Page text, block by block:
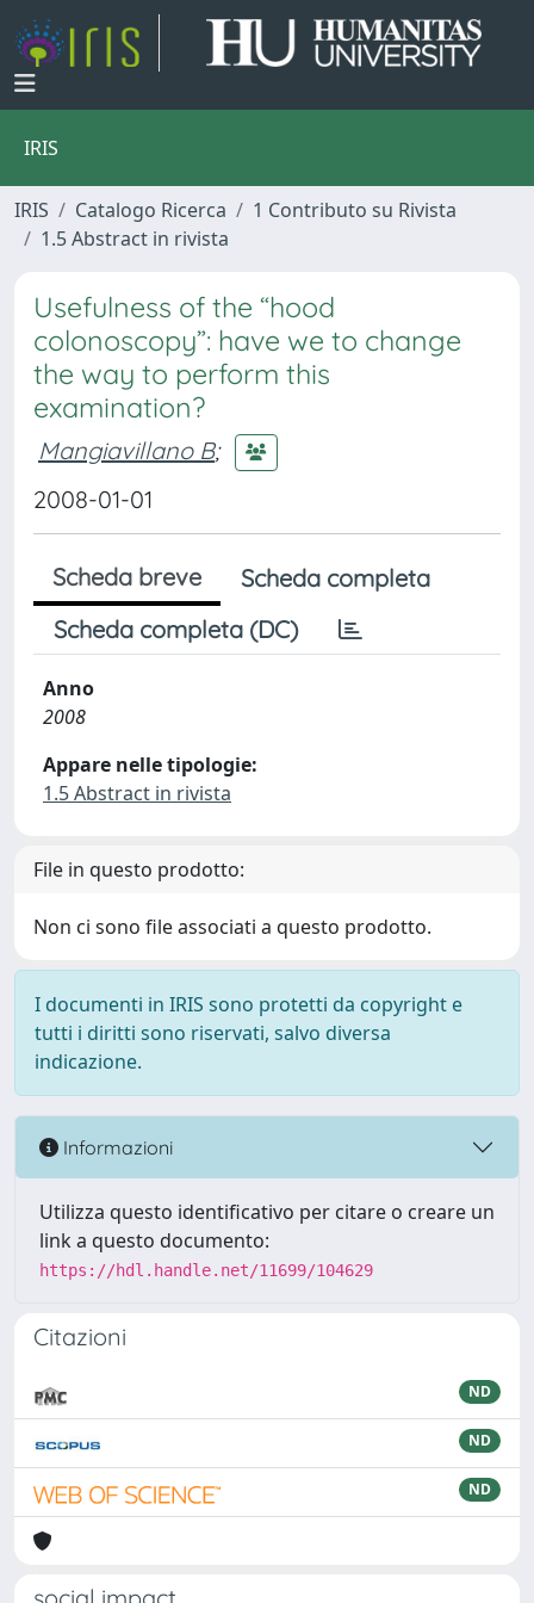
IRIS
IRIS Catalogo Ricerca
1 Contributo su Rivista
1.5 Abstract in rivista
Usefulness of the “hood
colonoscopy”: have we to change
the way to perform this
examination?
Mangiavillano B;
2008-01-01
Scheda breve
Scheda completa
Scheda completa (DC)
Anno
2008
Appare nelle tipologie:
1.5 Abstract in rivista
File in questo prodotto:
Non ci sono file associati a questo prodotto.
I documenti in IRIS sono protetti da copyright e
tutti i diritti sono riservati, salvo diversa
indicazione.
Informazioni
Utilizza questo identificativo per citare o creare un
link a questo documento:
https://hdl.handle.net/11699/104629
Citazioni
ND
ND
ND